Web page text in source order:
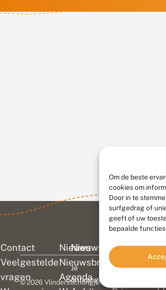
Om de beste
cookies om
Door in te
surfgedrag of
geeft of uw
bepaalde
Contact
Veelgestelde
vragen
Nieuws
Nieuwsbrief
Agenda
Colofon
Disclaimer
Nieuwsbrief
Je
ontvangt
© 2026 Vlinderstichting|Duurzaam ontwikkeld